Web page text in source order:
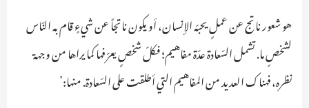
هو شعور ناتج عن عملٍ يحبّه الإنسان، أو يكون ناتجاً عن شيءٍ قام به النّاس
لشخصٍ ما. تشمل السّعادة عدّة مفاهيم؛ فكلّ شخصٍ يعرّفها كما يراها من وجهة
نظره،فهناك العديد من المفاهيم التي أطلقت على السّعادة. منها:’